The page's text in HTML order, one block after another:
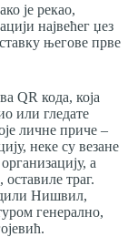
је рекао,
највећег џез
његове прве
QR кода, која
или гледате
личне приче –
неке су везане
а
траг.
Нишвил,
генерално,